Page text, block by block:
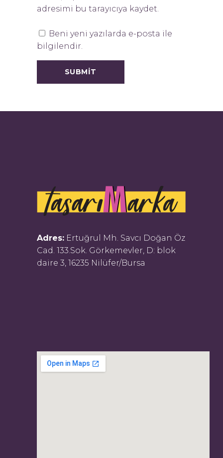
adresimi bu tarayıcıya kaydet.
Beni yeni yazılarda e-posta ile
bilgilendir.
Adres: Ertuğrul Mh. Savcı Doğan Öz
Cad. 133.Sok. Görkemevler, D: blok
daire 3, 16235 Nilüfer/Bursa